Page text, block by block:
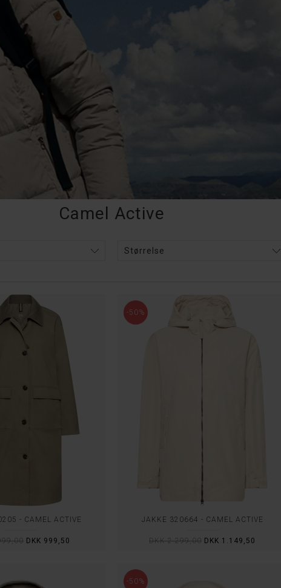
Camel Active
Størrelse
- CAMEL ACTIVE
DKK 999,50
-50%
JAKKE 320664 - CAMEL ACTIVE
DKK 2.299,00 DKK 1.149,50
-50%